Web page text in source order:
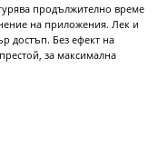
продължително време
на приложения. Лек и
достъп. Без ефект на
за максимална